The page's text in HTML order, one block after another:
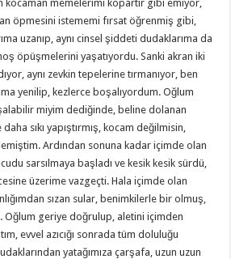
kocaman memelerimi kopartır gibi emiyor,
öpmesini istememi fırsat öğrenmiş gibi,
uzanıp, aynı cinsel şiddeti dudaklarıma da
öpüşmelerini yaşatıyordu. Sanki akran iki
aynı zevkin tepelerine tırmanıyor, ben
yenilip, kezlerce boşalıyordum. Oğlum
miyim dediğinde, beline dolanan
sıkı yapıştırmış, kocam değilmisin,
Ardından sonuna kadar içimde olan
sarsılmaya başladı ve kesik kesik sürdü,
üzerime vazgeçti. Hala içimde olan
sızan sular, benimkilerle bir olmuş,
Oğlum geriye doğrulup, aletini içimden
evvel azıcığı sonrada tüm doluluğu
yatağımıza çarşafa, uzun uzun